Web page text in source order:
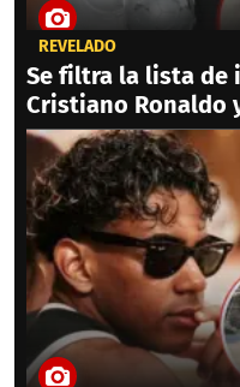
REVELADO
Se filtra la lista de
Cristiano Ronaldo